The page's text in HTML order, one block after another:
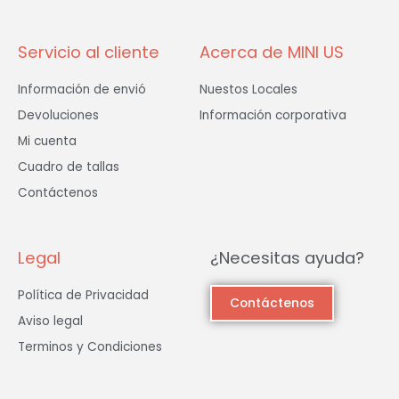
Servicio al cliente
Información de envió
Devoluciones
Mi cuenta
Cuadro de tallas
Contáctenos
Acerca de MINI US
Nuestos Locales
Información corporativa
Legal
Política de Privacidad
Aviso legal
Terminos y Condiciones
¿Necesitas ayuda?
Contáctenos